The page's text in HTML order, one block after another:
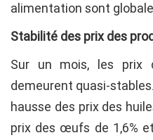
alimentation sont
Stabilité des prix des
Sur un mois, les prix
demeurent quasi-
hausse des prix des
prix des œufs de 1,6%